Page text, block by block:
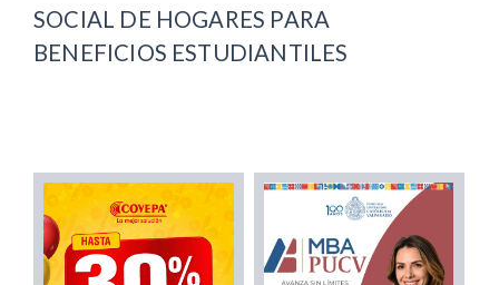
SOCIAL DE HOGARES PARA
BENEFICIOS ESTUDIANTILES